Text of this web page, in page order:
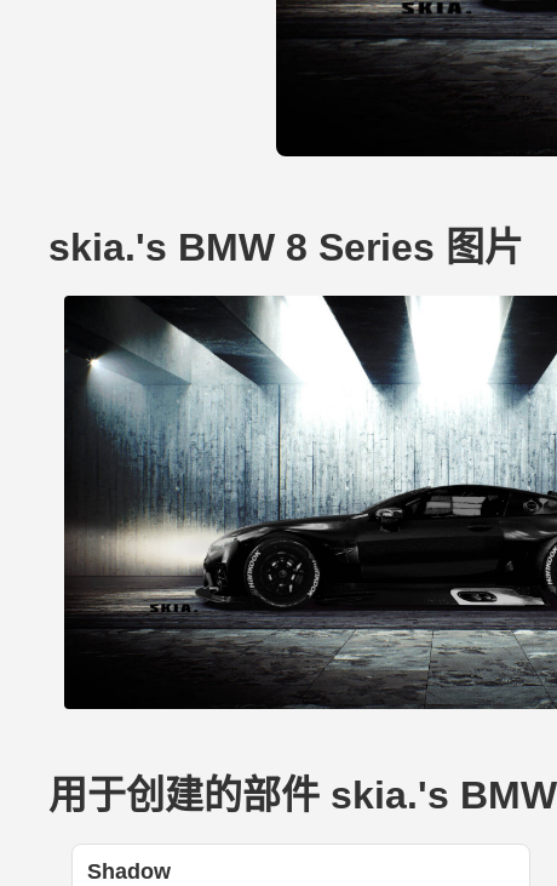
skia.'s BMW 8 Series 图片
用于创建的部件 skia.'s
Shadow